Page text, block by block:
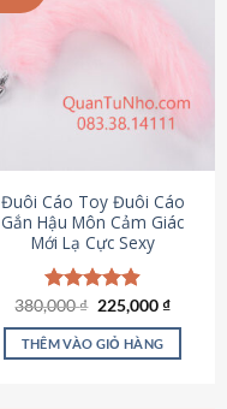
biến
thể.
chọn
chọn
trên
trang
sản
phẩm
Đuôi Cáo Toy Đuôi Cáo
Gắn Hậu Môn Cảm Giác
Mới Lạ Cực Sexy
Được xếp
hạng4.88
5 sao
380,000₫ Giá
là:
380,000 ₫.
225,000₫Giá
tại
THÊM VÀO GIỎ HÀNG